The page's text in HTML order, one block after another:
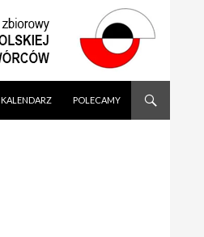
KALENDARZ POLECAMY